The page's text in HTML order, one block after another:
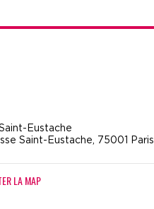
Eustache
Saint-Eustache, 75001 Paris
LA MAP